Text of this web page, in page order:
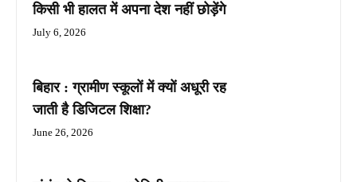
किसी भी हालत में अपना देश नहीं छोड़ेंगे
July 6, 2026
बिहार : ग्रामीण स्कूलों में क्यों अधूरी रह
जाती है डिजिटल शिक्षा?
June 26, 2026